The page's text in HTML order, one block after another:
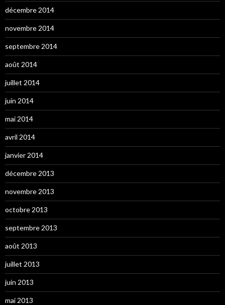
décembre 2014
novembre 2014
septembre 2014
août 2014
juillet 2014
juin 2014
mai 2014
avril 2014
janvier 2014
décembre 2013
novembre 2013
octobre 2013
septembre 2013
août 2013
juillet 2013
juin 2013
mai 2013